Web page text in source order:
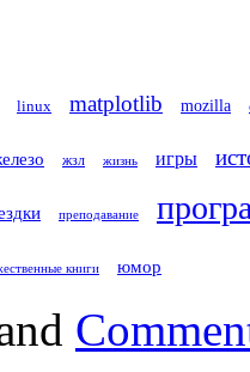
linux matplotlib mozilla
жзл жизнь игры
преподавание
книги юмор